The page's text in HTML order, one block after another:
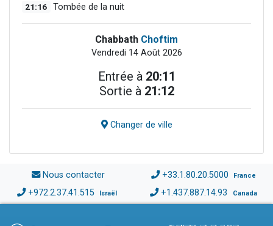
21:16 Tombée de la nuit
Chabbath Choftim
Vendredi 14 Août 2026
Entrée à 20:11
Sortie à 21:12
Changer de ville
Nous contacter +33.1.80.20.5000 France
+972.2.37.41.515 Israël +1.437.887.14.93 Canada